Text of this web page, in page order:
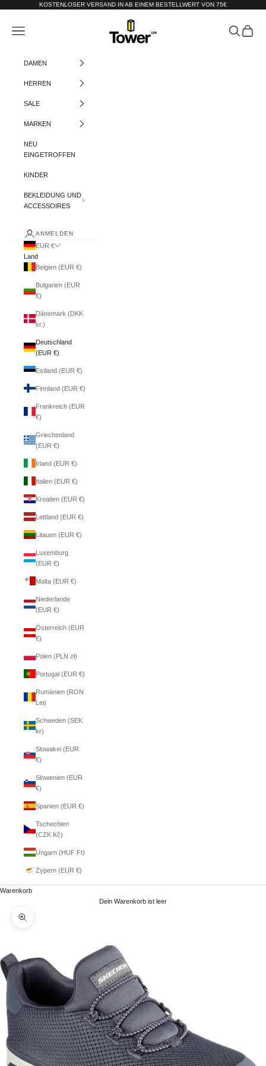
Zum Inhalt springenKOSTENLOSER VERSAND IN AB EINEM BESTELLWERT VON 75€
Tower-London.De
Menü Suchen
DAMEN
HERREN
SALE
MARKEN
NEU
EINGETROFFEN
KINDER
BEKLEIDUNG UND
ACCESSOIRES
ANMELDEN
EUR €
Land
Belgien (EUR €)
Bulgarien (EUR
€)
Dänemark (DKK
kr.)
Deutschland
(EUR €)
Estland (EUR €)
Finnland (EUR €)
Frankreich (EUR
€)
Griechenland
(EUR €)
Irland (EUR €)
Italien (EUR €)
Kroatien (EUR €)
Lettland (EUR €)
Litauen (EUR €)
Luxemburg
(EUR €)
Malta (EUR €)
Niederlande
(EUR €)
Österreich (EUR
€)
Polen (PLN zł)
Portugal (EUR €)
Rumänien (RON
Lei)
Schweden (SEK
kr)
Slowakei (EUR
€)
Slowenien (EUR
€)
Spanien (EUR €)
Tschechien
(CZK Kč)
Ungarn (HUF Ft)
Zypern (EUR €)
Warenkorb
Dein Warenkorb ist leer
Bild vergrößern